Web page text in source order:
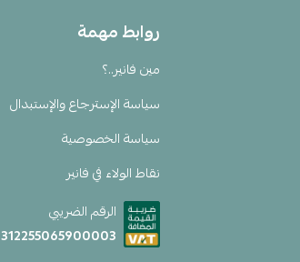
روابط مهمة
مين فانير..؟
سياسة الإسترجاع والإستبدال
سياسة الخصوصية
نقاط الولاء في فانير
الرقم الضريبي
312255065900003